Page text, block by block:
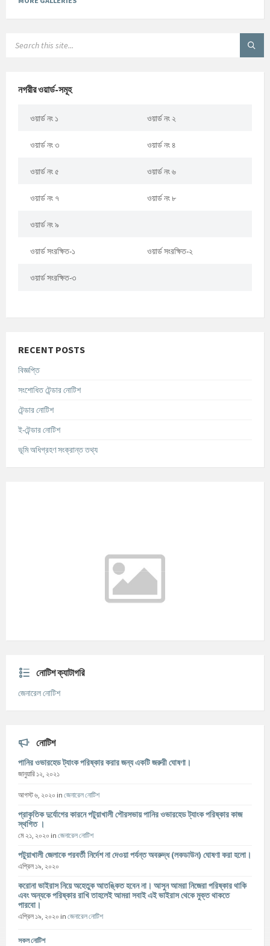
নগরীর ওয়ার্ড-সমূহ
ওয়ার্ড নং ১ ওয়ার্ড নং ২
ওয়ার্ড নং ৩ ওয়ার্ড নং ৪
ওয়ার্ড নং ৫ ওয়ার্ড নং ৬
ওয়ার্ড নং ৭ ওয়ার্ড নং ৮
ওয়ার্ড নং ৯
ওয়ার্ড সংরক্ষিত-১ ওয়ার্ড সংরক্ষিত-২
ওয়ার্ড সংরক্ষিত-৩
RECENT POSTS
বিজ্ঞপ্তি
সংশোধিত টেন্ডার নোটিশ
টেন্ডার নোটিশ
ই-টেন্ডার নোটিশ
ভূমি অধিগ্রহণ সংক্রান্ত তথ্য
নোটিশ ক্যাটাগরি
জেনারেল নোটিশ
নোটিশ
পানির ওভারহেড ট্যাংক পরিষ্কার করার জন্য একটি জরুরী ঘোষণা।
জানুয়ারি ১২, ২০২১
আগস্ট ৬, ২০২০ in জেনারেল নোটিশ
প্রাকৃতিক দুর্যোগের কারনে পটুয়াখালী পৌরসভায় পানির ওভারহেড ট্যাংক পরিষ্কার কাজ
স্থগিত ।
মে ২১, ২০২০ in জেনারেল নোটিশ
পটুয়াখালী জেলাকে পরবর্তী নির্দেশ না দেওয়া পর্যন্ত অবরুদ্ধ (লকডাউন) ঘোষণা করা হলো।
এপ্রিল ১৯, ২০২০
করোনা ভাইরাস নিয়ে অহেতুক আতঙ্কিত হবেন না। আসুন আমরা নিজেরা পরিষ্কার থাকি
এবং অন্যকে পরিষ্কার রাখি তাহলেই আমরা সবাই এই ভাইরাস থেকে মুক্ত থাকতে
পারবো।
এপ্রিল ১৯, ২০২০ in জেনারেল নোটিশ
সকল নোটিশ